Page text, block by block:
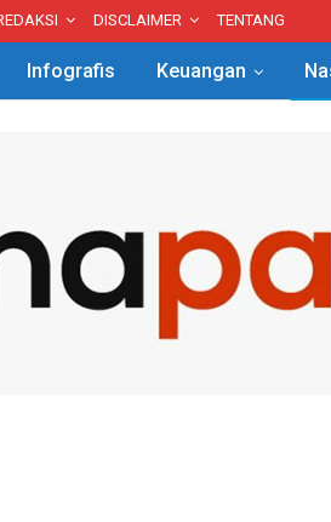
DISCLAIMER TENTANG
Infografis Keuangan